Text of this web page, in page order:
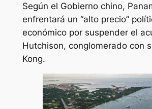
Según el Gobierno chino,
enfrentará un “alto precio”
económico por suspender el
Hutchison, conglomerado con
Kong.